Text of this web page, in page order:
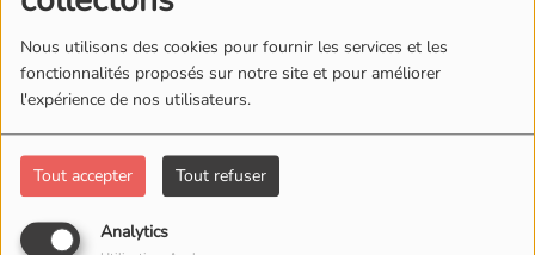
Nous utilisons des cookies pour fournir les services et les
fonctionnalités proposés sur notre site et pour améliorer
l'expérience de nos utilisateurs.
Tout accepter Tout refuser
Analytics